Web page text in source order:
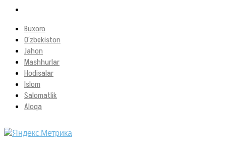
Buxoro
O‘zbekiston
Jahon
Mashhurlar
Hodisalar
Islom
Salomatlik
Aloqa